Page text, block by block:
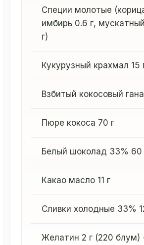
Специи молотые
имбирь 0.6 г,
г)
Кукурузный крахмал 15
Взбитый кокосовый
Пюре кокоса 70 г
Белый шоколад 33% 60
Какао масло 11 г
Сливки холодные 33%
Желатин 2 г (220 блум)